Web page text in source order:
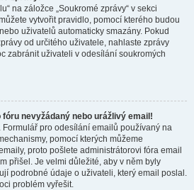
na záložce „Soukromé zprávy“ v sekci
vytvořit pravidlo, pomocí kterého budou
uživatelů automaticky smazány. Pokud
od určitého uživatele, nahlaste zprávy
zabránit uživateli v odesílání soukromých
fóru nevyžádaný nebo urážlivý email!
Formulář pro odesílání emailů používaný na
pomocí kterých můžeme
proto pošlete administrátorovi fóra email
přišel. Je velmi důležité, aby v něm byly
podrobné údaje o uživateli, který email poslal.
problém vyřešit.